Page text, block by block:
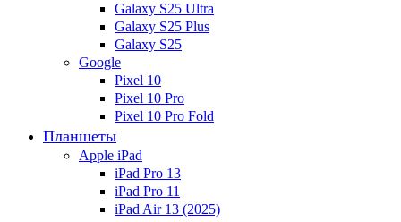
Galaxy S25 Ultra
Galaxy S25 Plus
Galaxy S25
Google
Pixel 10
Pixel 10 Pro
Pixel 10 Pro Fold
Планшеты
Apple iPad
iPad Pro 13
iPad Pro 11
iPad Air 13 (2025)